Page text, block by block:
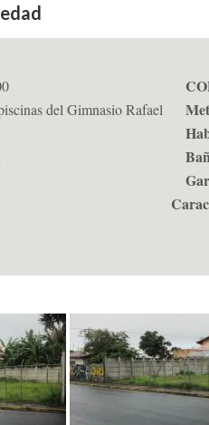
del Gimnasio Rafael